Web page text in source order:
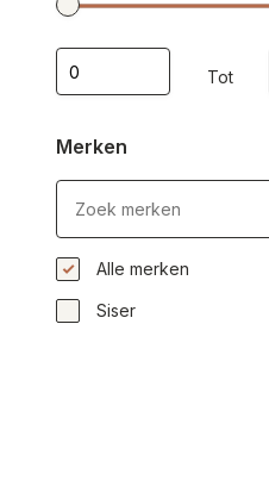
Tot
Merken
Alle merken
Siser